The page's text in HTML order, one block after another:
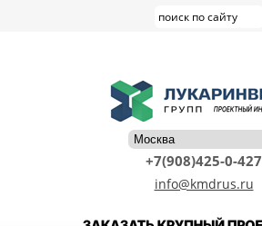
+7(908)425-0-427
info@kmdrus.ru